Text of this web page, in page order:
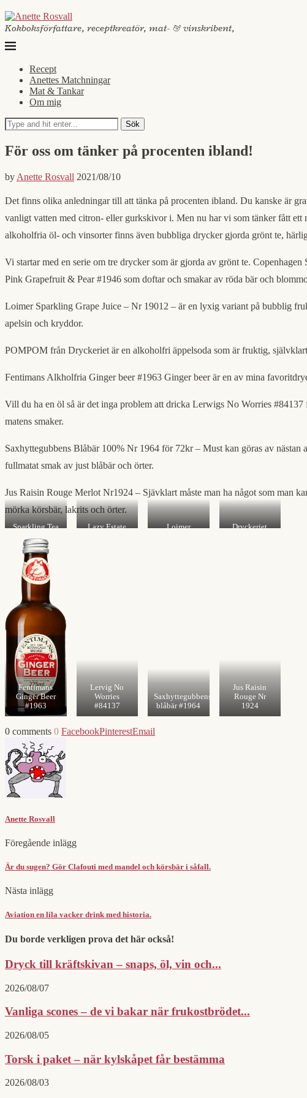
Kokboksförfattare, receptkreatör, mat- & vinskribent,
Recept
Anettes Matchningar
Mat & Tankar
Om mig
Sök
För oss om tänker på procenten ibland!
by Anette Rosvall 2021/08/10
Det finns olika anledningar till att tänka på procenten ibland. Du kanske är
vanligt vatten med citron- eller gurkskivor i. Men nu har vi som tänker fått
alkoholfria öl- och vinsorter finns även bubbliga drycker gjorda grönt te,
Vi startar med en serie om tre drycker som är gjorda av grönt te.
Pink Grapefruit & Pear #1946 som doftar och smakar av röda bär och
Loimer Sparkling Grape Juice – Nr 19012 – är en lyxig variant på bubblig
apelsin och kryddor.
POMPOM från Dryckeriet är en alkoholfri äppelsoda som är fruktig,
Fentimans Alkholfria Ginger beer #1963 Ginger beer är en av mina
Vill du ha en öl så är det inga problem att dricka Lerwigs No Worries
matens smaker.
Saxhyttegubbens Blåbär 100% Nr 1964 för 72kr – Must kan göras av
fullmatat smak av just blåbär och örter.
Jus Raisin Rouge Merlot Nr1924 – Sjävklart måste man ha något som man
mörka körsbär, lakrits och örter.
Sparkling Tea
Lazy Estate
Loimer
Dryckeriet
Fentimans
Ginger Beer
#1963
Lervig No
Worries
#84137
Saxhyttegubbens
blåbär #1964
Jus Raisin
Rouge Nr
1924
0 comments 0 FacebookPinterestEmail
Anette Rosvall
Föregående inlägg
Är du sugen? Gör Clafouti med mandel och körsbär i såfall.
Nästa inlägg
Aviation en lila vacker drink med historia.
Du borde verkligen prova det här också!
Dryck till kräftskivan – snaps, öl, vin och...
2026/08/07
Vanliga scones – de vi bakar när frukostbrödet...
2026/08/05
Torsk i paket – när kylskåpet får bestämma
2026/08/03